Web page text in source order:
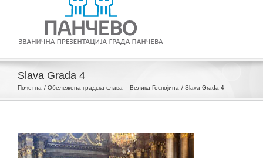
Slava Grada 4
Почетна Oбележена градска слава – Велика Госпојина Slava Grada 4